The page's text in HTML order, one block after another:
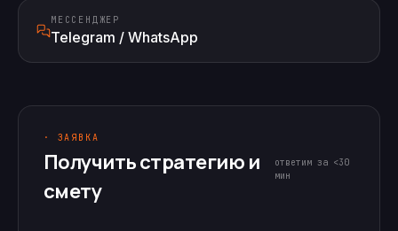
МЕССЕНДЖЕР
Telegram / WhatsApp
· ЗАЯВКА
Получить стратегию и
смету
ответим за <30
мин